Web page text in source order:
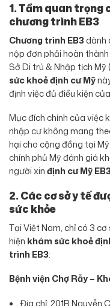
1. Tầm quan trọng
chương trình EB3
Chương trình EB3dành
nộp đơn phải hoàn
Sở Di trú & Nhập tịch Mỹ
sức khoẻ định cư Mỹ
định việc đủ điều kiện
Mục đích chính của việc
nhập cư không mang
hại cho cộng đồng tại
chính phủ Mỹ đánh giá
người xinđịnh cư Mỹ EB3
2. Các cơ sở y tế
sức khỏe
Tại Việt Nam, chỉ có 3
hiện khám sức khoẻ
trình EB3:
Bệnh viện Chợ Rẫy –
Địa chỉ: 201B Nguyễn